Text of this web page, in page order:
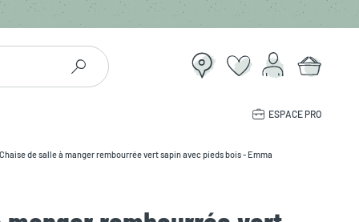
ESPACE PRO
de salle à manger rembourrée vert sapin avec pieds bois - Emma